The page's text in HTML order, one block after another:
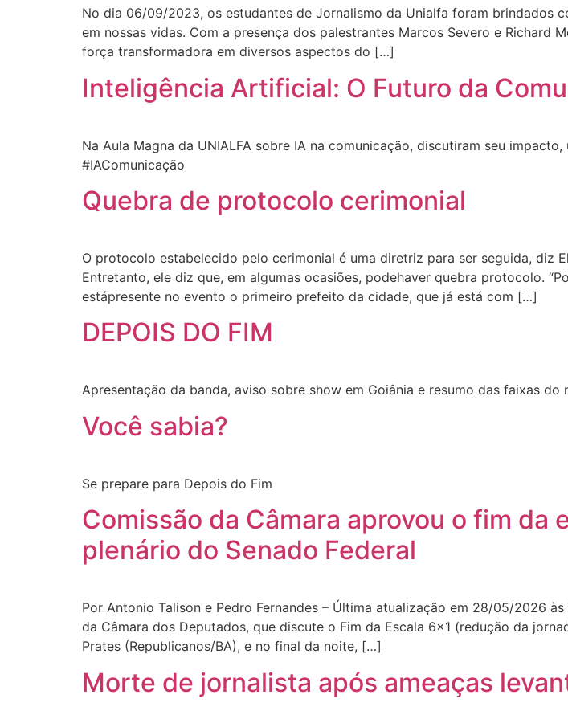
No dia 06/09/2023, os estudantes de Jornalismo da Unialfa foram brindados
em nossas vidas. Com a presença dos palestrantes Marcos Severo e Richard
força transformadora em diversos aspectos do […]
Inteligência Artificial: O Futuro da
Na Aula Magna da UNIALFA sobre IA na comunicação, discutiram seu
#IAComunicação
Quebra de protocolo cerimonial
O protocolo estabelecido pelo cerimonial é uma diretriz para ser seguida, diz
Entretanto, ele diz que, em algumas ocasiões, podehaver quebra protocolo.
estápresente no evento o primeiro prefeito da cidade, que já está com […]
DEPOIS DO FIM
Apresentação da banda, aviso sobre show em Goiânia e resumo das faixas do
Você sabia?
Se prepare para Depois do Fim
Comissão da Câmara aprovou o fim da
plenário do Senado Federal
Por Antonio Talison e Pedro Fernandes – Última atualização em 28/05/2026
da Câmara dos Deputados, que discute o Fim da Escala 6×1 (redução da
Prates (Republicanos/BA), e no final da noite, […]
Morte de jornalista após ameaças